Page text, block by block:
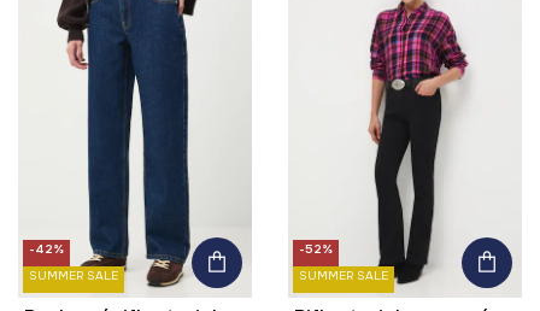
-42%
SUMMER SALE
-52%
SUMMER SALE